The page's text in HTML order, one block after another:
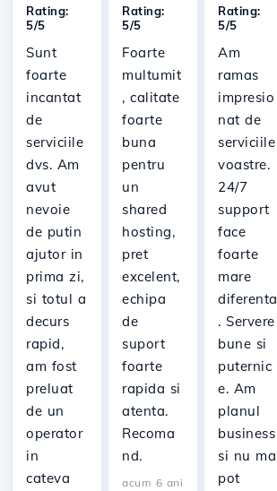
Rating:
5/5
Sunt
foarte
incantat
de
serviciile
dvs. Am
avut
nevoie
de putin
ajutor in
prima zi,
si totul a
decurs
rapid,
am fost
preluat
de un
operator
in
cateva
Rating:
5/5
Foarte
multumit
, calitate
foarte
buna
pentru
un
shared
hosting,
pret
excelent,
echipa
de
suport
foarte
rapida si
atenta.
Recoma
nd.
acum 6 ani
Rating:
5/5
Am
ramas
impresio
nat de
serviciile
voastre.
24/7
support
face
foarte
mare
diferenta
. Servere
bune si
puternic
e. Am
planul
business
si nu ma
pot